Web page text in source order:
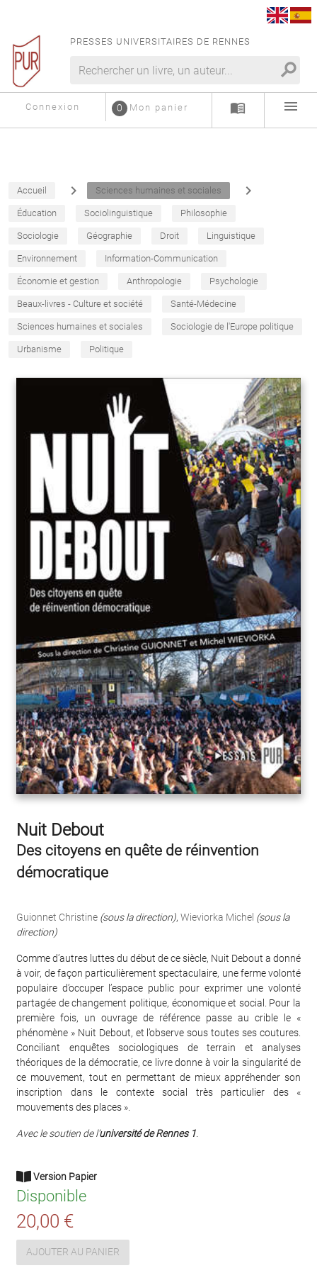
PRESSES UNIVERSITAIRES DE RENNES
search
Connexion Mon panier
0 menu_book menu
Accueil navigate_next Sciences humaines et sociales navigate_next
Éducation Sociolinguistique Philosophie
Sociologie Géographie Droit Linguistique
Environnement Information-Communication
Économie et gestion Anthropologie Psychologie
Beaux-livres - Culture et société Santé-Médecine
Sciences humaines et sociales Sociologie de l'Europe politique
Urbanisme Politique
Nuit Debout
Des citoyens en quête de réinvention
démocratique
Guionnet Christine (sous la direction), Wieviorka Michel (sous la
direction)
Comme d’autres luttes du début de ce siècle, Nuit Debout a donné
à voir, de façon particulièrement spectaculaire, une ferme volonté
populaire d’occuper l’espace public pour exprimer une volonté
partagée de changement politique, économique et social. Pour la
première fois, un ouvrage de référence passe au crible le «
phénomène » Nuit Debout, et l’observe sous toutes ses coutures.
Conciliant enquêtes sociologiques de terrain et analyses
théoriques de la démocratie, ce livre donne à voir la singularité de
ce mouvement, tout en permettant de mieux appréhender son
inscription dans le contexte social très particulier des «
mouvements des places ».
Avec le soutien de l’université de Rennes 1
Version Papier
Disponible
20,00 €
AJOUTER AU PANIER